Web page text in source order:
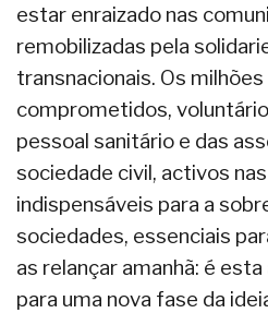
estar enraizado nas
remobilizadas pela
transnacionais. Os
comprometidos,
pessoal sanitário e das
sociedade civil, activos
indispensáveis para a
sociedades, essenciais
as relançar amanhã: é
para uma nova fase da